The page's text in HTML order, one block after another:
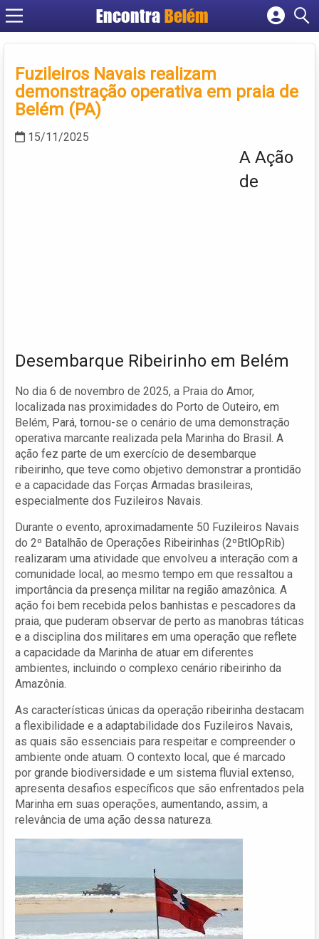
EncontraBelém
Cadastrar empresa
Criar conta
Fuzileiros Navais realizam
demonstração operativa em praia de
Belém (PA)
15/11/2025
A Ação
de
Desembarque Ribeirinho em Belém
No dia 6 de novembro de 2025, a Praia do Amor,
localizada nas proximidades do Porto de Outeiro, em
Belém, Pará, tornou-se o cenário de uma demonstração
operativa marcante realizada pela Marinha do Brasil. A
ação fez parte de um exercício de desembarque
ribeirinho, que teve como objetivo demonstrar a prontidão
e a capacidade das Forças Armadas brasileiras,
especialmente dos Fuzileiros Navais.
Durante o evento, aproximadamente 50 Fuzileiros Navais
do 2º Batalhão de Operações Ribeirinhas (2ºBtlOpRib)
realizaram uma atividade que envolveu a interação com a
comunidade local, ao mesmo tempo em que ressaltou a
importância da presença militar na região amazônica. A
ação foi bem recebida pelos banhistas e pescadores da
praia, que puderam observar de perto as manobras táticas
e a disciplina dos militares em uma operação que reflete
a capacidade da Marinha de atuar em diferentes
ambientes, incluindo o complexo cenário ribeirinho da
Amazônia.
As características únicas da operação ribeirinha destacam
a flexibilidade e a adaptabilidade dos Fuzileiros Navais,
as quais são essenciais para respeitar e compreender o
ambiente onde atuam. O contexto local, que é marcado
por grande biodiversidade e um sistema fluvial extenso,
apresenta desafios específicos que são enfrentados pela
Marinha em suas operações, aumentando, assim, a
relevância de uma ação dessa natureza.